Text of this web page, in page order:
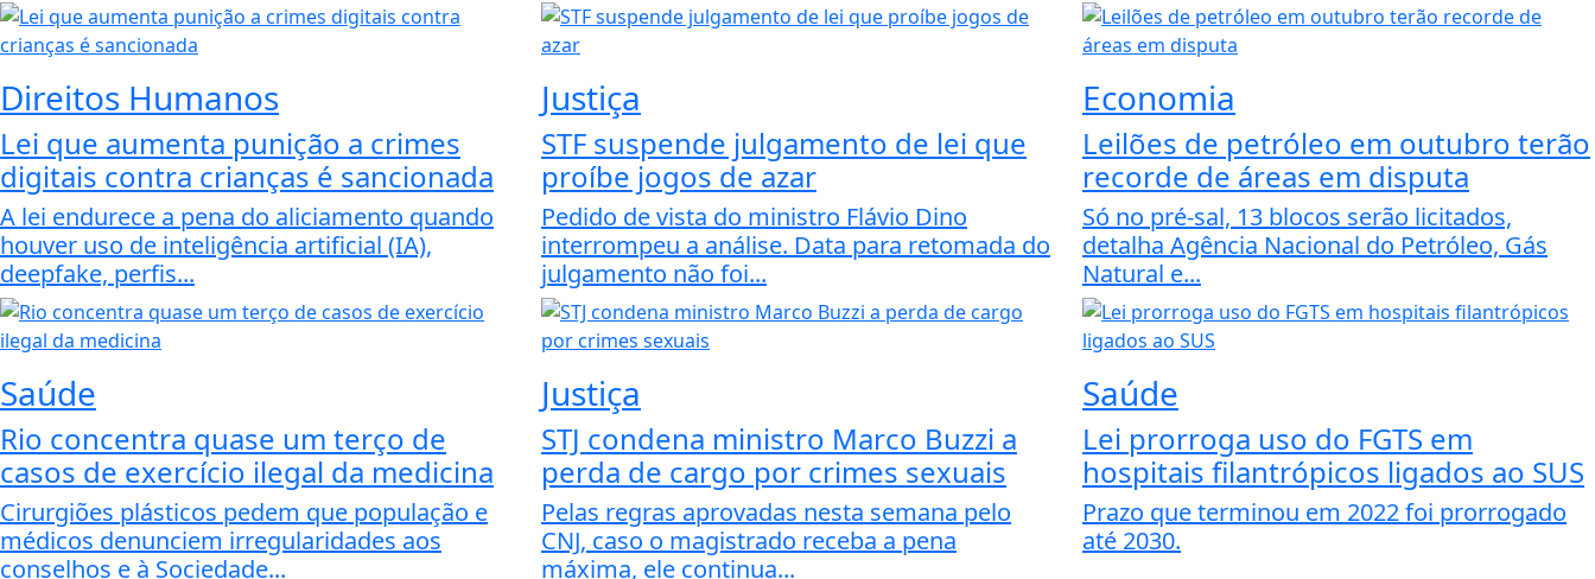
Direitos Humanos
Lei que aumenta punição a crimes
digitais contra crianças é sancionada
A lei endurece a pena do aliciamento quando
houver uso de inteligência artificial (IA),
deepfake, perfis...
Justiça
STF suspende julgamento de lei que
proíbe jogos de azar
Pedido de vista do ministro Flávio Dino
interrompeu a análise. Data para retomada do
julgamento não foi...
Economia
Leilões de petróleo em outubro terão
recorde de áreas em disputa
Só no pré-sal, 13 blocos serão licitados,
detalha Agência Nacional do Petróleo, Gás
Natural e...
Saúde
Rio concentra quase um terço de
casos de exercício ilegal da medicina
Cirurgiões plásticos pedem que população e
médicos denunciem irregularidades aos
conselhos e à Sociedade...
Justiça
STJ condena ministro Marco Buzzi a
perda de cargo por crimes sexuais
Pelas regras aprovadas nesta semana pelo
CNJ, caso o magistrado receba a pena
máxima, ele continua...
Saúde
Lei prorroga uso do FGTS em
hospitais filantrópicos ligados ao SUS
Prazo que terminou em 2022 foi prorrogado
até 2030.